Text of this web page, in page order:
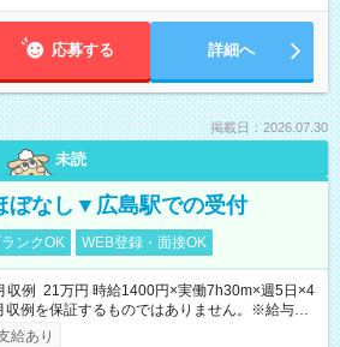
応募する 詳細へ
掲載日：2026.07.30
未読
ぼなし▼広島駅での受付
ンクOK WEB登録・面接OK
例 21万円 時給1400円×実働7h30m×週5日×4
例を保証するものではありません。※給与即
用可（利用条件有）
給あり